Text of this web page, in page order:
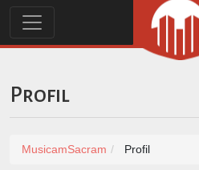
Profil
MusicamSacram Profil